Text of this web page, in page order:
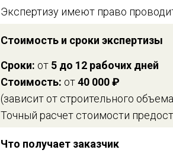
Экспертизу имеют право
Стоимость и сроки экспертизы
Сроки: от 5 до 12 рабочих дней
Стоимость: от40 000 ₽
(зависит от строительного
Точный расчет стоимости
Что получает заказчик